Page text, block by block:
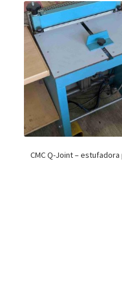
CMC Q-Joint –